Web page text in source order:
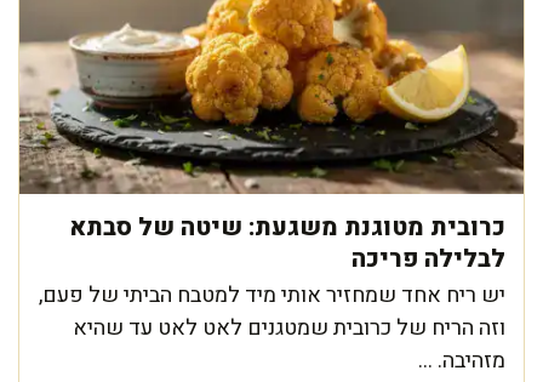
כרובית מטוגנת משגעת: שיטה של סבתא
לבלילה פריכה
יש ריח אחד שמחזיר אותי מיד למטבח הביתי של פעם,
וזה הריח של כרובית שמטגנים לאט לאט עד שהיא
מזהיבה. ...